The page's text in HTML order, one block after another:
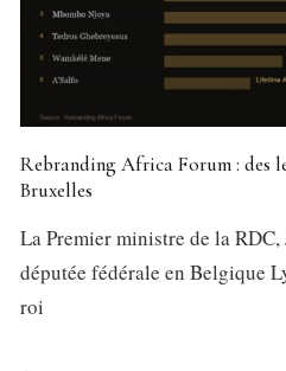
Rebranding Africa Forum : des
Bruxelles
La Premier ministre de la
députée fédérale en Belgique
roi